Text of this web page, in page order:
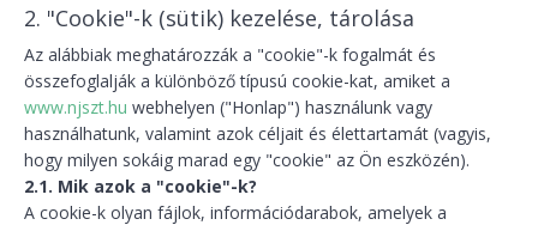
2. "Cookie"-k (sütik) kezelése, tárolása
Az alábbiak meghatározzák a "cookie"-k fogalmát és
összefoglalják a különböző típusú cookie-kat, amiket a
www.njszt.hu webhelyen ("Honlap") használunk vagy
használhatunk, valamint azok céljait és élettartamát (vagyis,
hogy milyen sokáig marad egy "cookie" az Ön eszközén).
2.1. Mik azok a "cookie"-k?
A cookie-k olyan fájlok, információdarabok, amelyek a